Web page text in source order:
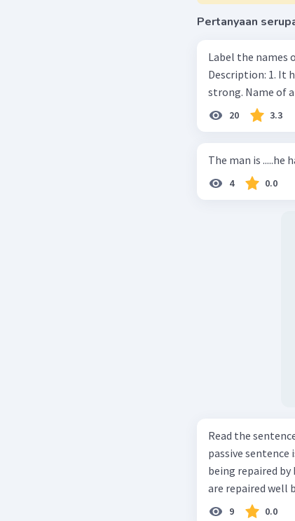
Pertanyaan
Label the names
Description: 1. It
strong. Name
20 3.3
The man is .....he
4 0.0
Read the sentence carefully. Mr. Alfred can
passive sentence is ... a. The cars can be repaired well by him. b.
being repaired by him well. c. The cars well can be
are repaired well
9 0.0